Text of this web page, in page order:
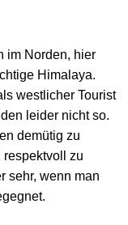
im Norden, hier
Himalaya.
westlicher Tourist
leider nicht so.
demütig zu
respektvoll zu
sehr, wenn man